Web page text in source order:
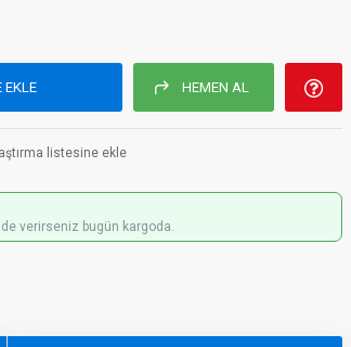
EKLE HEMEN AL
listesine ekle
verirseniz bugün kargoda.